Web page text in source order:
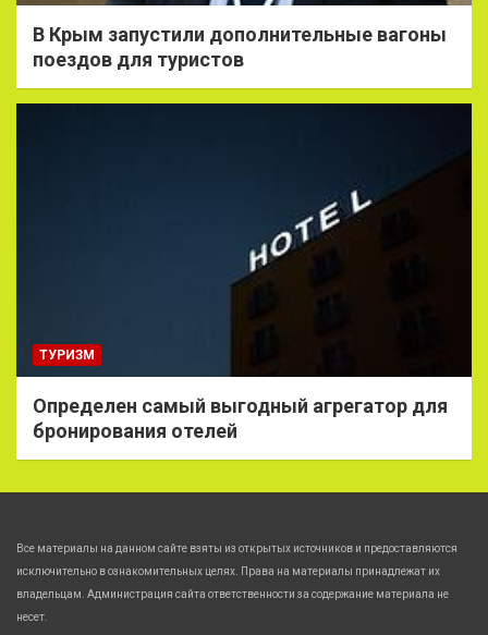
В Крым запустили дополнительные вагоны
поездов для туристов
ТУРИЗМ
Определен самый выгодный агрегатор для
бронирования отелей
Все материалы на данном сайте взяты из открытых источников и предоставляются
исключительно в ознакомительных целях. Права на материалы принадлежат их
владельцам. Администрация сайта ответственности за содержание материала не
несет.